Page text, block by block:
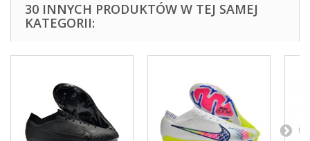
30 INNYCH PRODUKTÓW W TEJ SAMEJ
KATEGORII: